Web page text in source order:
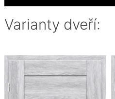
Varianty dveří: